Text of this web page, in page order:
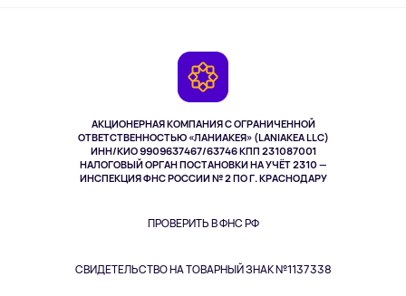
АКЦИОНЕРНАЯ КОМПАНИЯ С ОГРАНИЧЕННОЙ
ОТВЕТСТВЕННОСТЬЮ «ЛАНИАКЕЯ» (LANIAKEA LLC)
ИНН/КИО 9909637467/63746 КПП 231087001
НАЛОГОВЫЙ ОРГАН ПОСТАНОВКИ НА УЧЁТ 2310 —
ИНСПЕКЦИЯ ФНС РОССИИ № 2 ПО Г. КРАСНОДАРУ
ПРОВЕРИТЬ В ФНС РФ
СВИДЕТЕЛЬСТВО НА ТОВАРНЫЙ ЗНАК №1137338
Здоровье питомцев
Одежда и аксессуары